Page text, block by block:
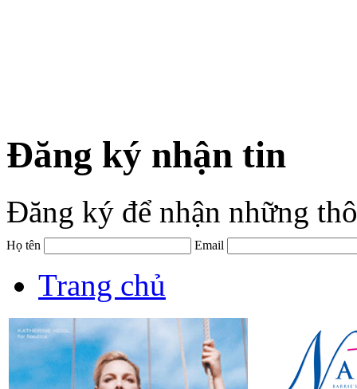
Đăng ký nhận tin
Đăng ký để nhận những
Họ tên Email
Trang chủ